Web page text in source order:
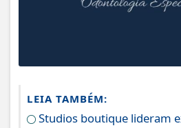
LEIA TAMBÉM:
Studios boutique lideram